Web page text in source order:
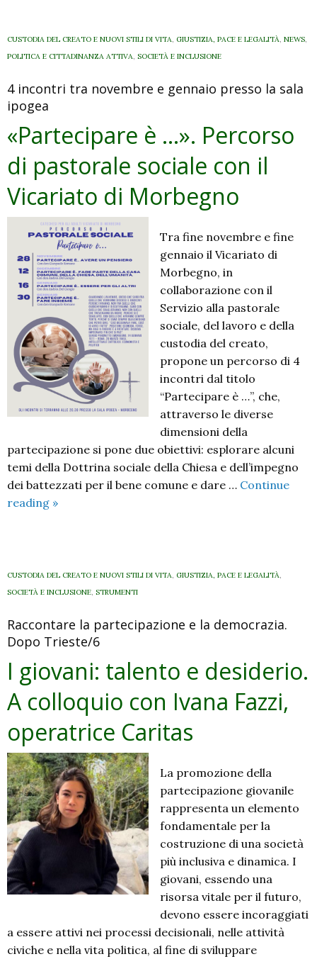
CUSTODIA DEL CREATO E NUOVI STILI DI VITA, GIUSTIZIA, PACE E LEGALITÀ, NEWS,
POLITICA E CITTADINANZA ATTIVA, SOCIETÀ E INCLUSIONE
4 incontri tra novembre e gennaio presso la sala
ipogea
«Partecipare è …». Percorso
di pastorale sociale con il
Vicariato di Morbegno
Tra fine novembre e fine
gennaio il Vicariato di
Morbegno, in
collaborazione con il
Servizio alla pastorale
sociale, del lavoro e della
custodia del creato,
propone un percorso di 4
incontri dal titolo
“Partecipare è …”, che,
attraverso le diverse
dimensioni della
partecipazione si pone due obiettivi: esplorare alcuni
temi della Dottrina sociale della Chiesa e dell’impegno
dei battezzati per il bene comune e dare … Continue
reading «Partecipare
di
pastorale
con
il
Vicariato
di
Morbegno
»
CUSTODIA DEL CREATO E NUOVI STILI DI VITA, GIUSTIZIA, PACE E LEGALITÀ,
SOCIETÀ E INCLUSIONE, STRUMENTI
Raccontare la partecipazione e la democrazia.
Dopo Trieste/6
I giovani: talento e desiderio.
A colloquio con Ivana Fazzi,
operatrice Caritas
La promozione della
partecipazione giovanile
rappresenta un elemento
fondamentale per la
costruzione di una società
più inclusiva e dinamica. I
giovani, essendo una
risorsa vitale per il futuro,
devono essere incoraggiati
a essere attivi nei processi decisionali, nelle attività
civiche e nella vita politica, al fine di sviluppare